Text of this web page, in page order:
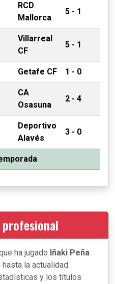
RCD
Mallorca
5 - 1
Villarreal
CF
5 - 1
Getafe CF 1 - 0
CA
Osasuna
2 - 4
Deportivo
Alavés
3 - 0
ha jugado Iñaki Peña
la actualidad.
y los títulos